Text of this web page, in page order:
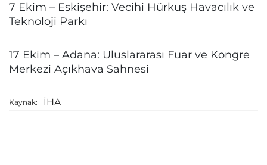
7 Ekim – Eskişehir: Vecihi Hürkuş Havacılık ve
Teknoloji Parkı
17 Ekim – Adana: Uluslararası Fuar ve Kongre
Merkezi Açıkhava Sahnesi
Kaynak: İHA